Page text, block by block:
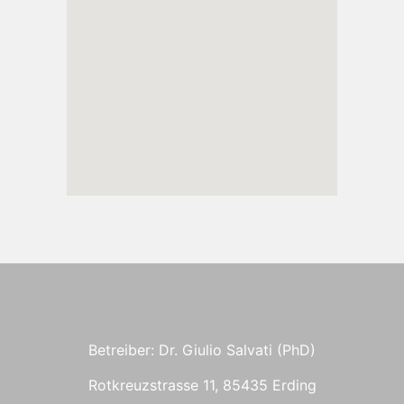
Betreiber: Dr. Giulio Salvati (PhD)
Rotkreuzstrasse 11, 85435 Erding